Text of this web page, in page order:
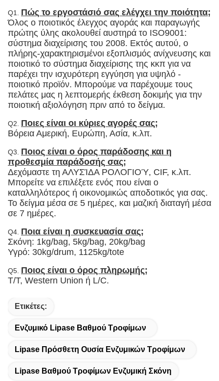
Q1. Πώς το εργοστάσιό σας ελέγχει την ποιότητα;
Όλος ο ποιοτικός έλεγχος αγοράς και παραγωγής
πρώτης ύλης ακολουθεί αυστηρά το ISO9001:
σύστημα διαχείρισης του 2008. Εκτός αυτού, ο
πλήρης-χαρακτηρισμένοι εξοπλισμός ανίχνευσης και
ποιοτικό το σύστημα διαχείρισης της κκπ για να
παρέχει την ισχυρότερη εγγύηση για υψηλό -
ποιοτικό προϊόν. Μπορούμε να παρέχουμε τους
πελάτες μας η λεπτομερής έκθεση δοκιμής για την
ποιοτική αξιολόγηση πριν από το δείγμα.
Q2. Ποιες είναι οι κύριες αγορές σας;
Βόρεια Αμερική, Ευρώπη, Ασία, κ.λπ.
Q3. Ποιος είναι ο όρος παράδοσης και η
προθεσμία παράδοσής σας;
Δεχόμαστε τη ΑΛΥΣΊΔΑ ΡΟΛΟΓΙΟΎ, CIF, κ.λπ.
Μπορείτε να επιλέξετε ενός που είναι ο
καταλληλότερος ή οικονομικώς αποδοτικός για σας.
Το δείγμα μέσα σε 5 ημέρες, και μαζική διαταγή μέσα
σε 7 ημέρες.
Q4. Ποια είναι η συσκευασία σας;
Σκόνη: 1kg/bag, 5kg/bag, 20kg/bag
Υγρό: 30kg/drum, 1125kg/tote
Q5. Ποιος είναι ο όρος πληρωμής;
T/T, Western Union ή L/C.
Ετικέτες:
Ενζυμικό Lipase Βαθμού Τροφίμων
Lipase Πρόσθετη Ουσία Ενζυμικών Τροφίμων
Lipase Βαθμού Τροφίμων Ενζυμική Σκόνη